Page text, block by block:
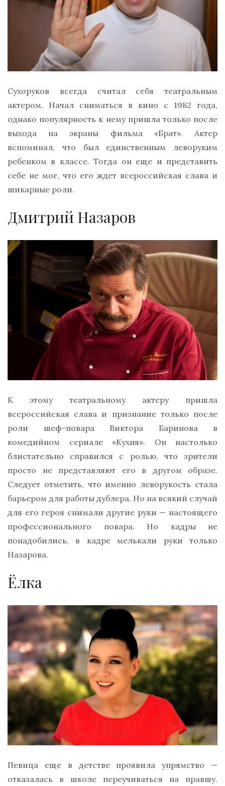
Сухоруков всегда считал себя театральным
актером. Начал сниматься в кино с 1982 года,
однако популярность к нему пришла только после
выхода на экраны фильма «Брат». Актер
вспоминал, что был единственным леворуким
ребенком в классе. Тогда он еще и представить
себе не мог, что его ждет всероссийская слава и
шикарные роли.
Дмитрий Назаров
К этому театральному актеру пришла
всероссийская слава и признание только после
роли шеф-повара Виктора Баринова в
комедийном сериале «Кухня». Он настолько
блистательно справился с ролью, что зрители
просто не представляют его в другом образе.
Следует отметить, что именно леворукость стала
барьером для работы дублера. Но на всякий случай
для его героя снимали другие руки — настоящего
профессионального повара. Но кадры не
понадобились, в кадре мелькали руки только
Назарова.
Ёлка
Певица еще в детстве проявила упрямство —
отказалась в школе переучиваться на правшу.